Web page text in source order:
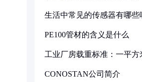
生活中常见的传感器有哪些
PE100管材的含义是什么
工业厂房载重标准：一平方
CONOSTAN公司简介